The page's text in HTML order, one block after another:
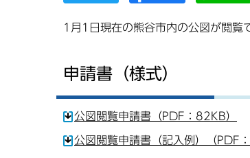
1月1日現在の熊谷市内の公図が閲覧
申請書（様式）
公図閲覧申請書（PDF：82KB）
公図閲覧申請書（記入例）（PDF